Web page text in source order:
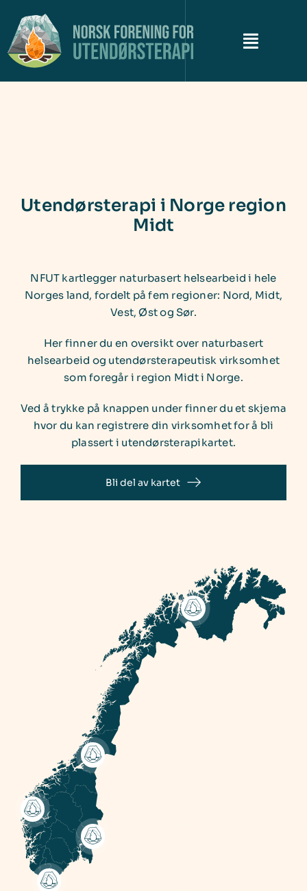
content
Toggle
Utendørsterapikartet
Kontakt
Utendørsterapi i Norge region
Midt
NFUT kartlegger naturbasert helsearbeid i hele
Norges land, fordelt på fem regioner: Nord, Midt,
Vest, Øst og Sør.
Her finner du en oversikt over naturbasert
helsearbeid og utendørsterapeutisk virksomhet
som foregår i region Midt i Norge.
Ved å trykke på knappen under finner du et skjema
hvor du kan registrere din virksomhet for å bli
plassert i utendørsterapikartet.
Bli del av kartet